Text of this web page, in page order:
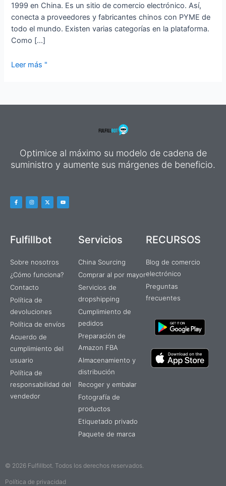
1999 en China. Es un sitio de comercio electrónico. Así,
conecta a proveedores y fabricantes chinos con PYME de
todo el mundo. Existen varias categorías en la plataforma.
Como [...]
Leer más "
Optimice al máximo su modelo de cadena de
suministro y aumente sus márgenes de beneficio.
F
a
c
-
f
I
n
s
X
-
t
r
Y
o
u
Fulfillbot
Sobre nosotros
¿Cómo funciona?
Contacto
Política de
devoluciones
Política de envíos
Acuerdo de
cumplimiento del
usuario
Política de
responsabilidad del
vendedor
Servicios
China Sourcing
Comprar al por mayor
Servicios de
dropshipping
Cumplimiento de
pedidos
Preparación de
Amazon FBA
Almacenamiento y
distribución
Recoger y embalar
Fotografía de
productos
Etiquetado privado
Paquete de marca
RECURSOS
Blog de comercio
electrónico
Preguntas
frecuentes
© 2026 Fulfillbot. Todos los derechos reservados.
Política de privacidad